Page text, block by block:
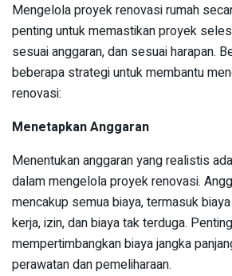
Mengelola proyek renovasi rumah
penting untuk memastikan proyek
sesuai anggaran, dan sesuai harapan.
beberapa strategi untuk membantu
renovasi:
Menetapkan Anggaran
Menentukan anggaran yang realistis
dalam mengelola proyek renovasi.
mencakup semua biaya, termasuk
kerja, izin, dan biaya tak terduga.
mempertimbangkan biaya jangka
perawatan dan pemeliharaan.